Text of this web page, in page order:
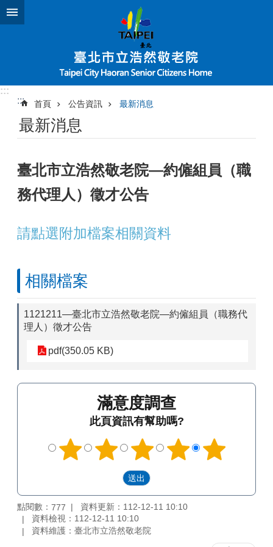
跳到主要內容區塊
:::
:::
首頁 公告資訊 最新消息
最新消息
臺北市立浩然敬老院—約僱組員（職
務代理人）徵才公告
請點選附加檔案相關資料
相關檔案
1121211—臺北市立浩然敬老院—約僱組員（職務代
理人）徵才公告
pdf(350.05 KB)
滿意度調查
此頁資訊有幫助嗎?
點閱數： 777
資料更新：112-12-11 10:10
資料檢視：112-12-11 10:10
資料維護：臺北市立浩然敬老院